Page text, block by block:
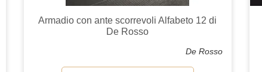
Armadio con ante scorrevoli Alfabeto 12 di
De Rosso
De Rosso